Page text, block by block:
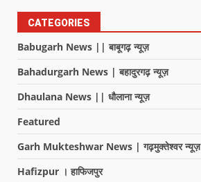
CATEGORIES
Babugarh News || बाबूगढ़ न्यूज़
Bahadurgarh News | बहादुरगढ़ न्यूज़
Dhaulana News || धौलाना न्यूज़
Featured
Garh Mukteshwar News | गढ़मुक्तेश्वर न्यूज़
Hafizpur । हाफिजपुर